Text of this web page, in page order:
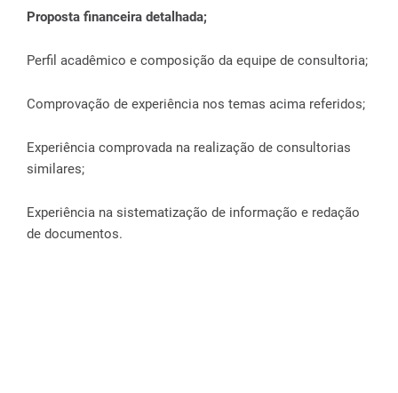
Proposta financeira detalhada;
Perfil acadêmico e composição da equipe de consultoria;
Comprovação de experiência nos temas acima referidos;
Experiência comprovada na realização de consultorias
similares;
Experiência na sistematização de informação e redação
de documentos.